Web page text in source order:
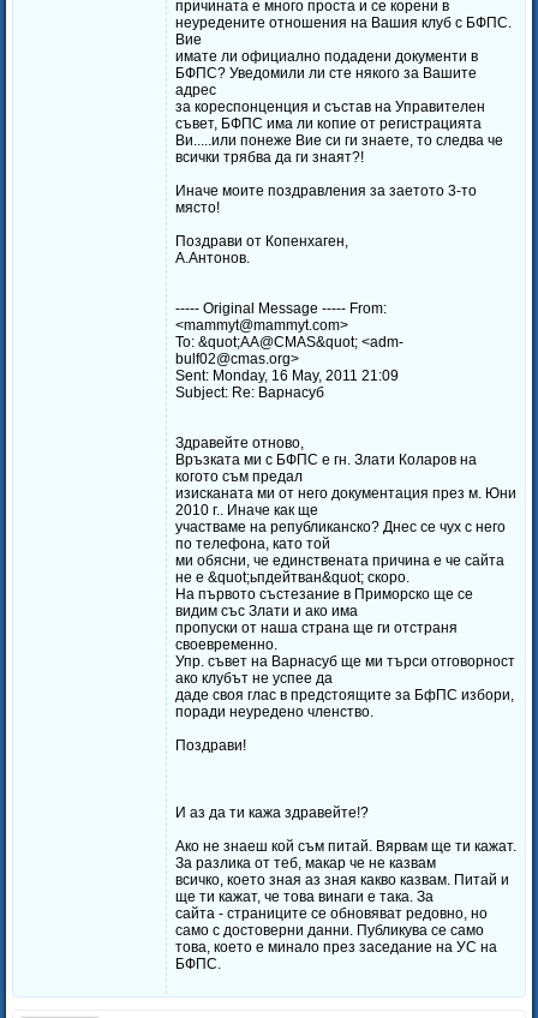
причината е много проста и се корени в
неуредените отношения на Вашия клуб с БФПС.
Вие
имате ли официално подадени документи в
БФПС? Уведомили ли сте някого за Вашите
адрес
за кореспонценция и състав на Управителен
съвет, БФПС има ли копие от регистрацията
Ви.....или понеже Вие си ги знаете, то следва че
всички трябва да ги знаят?!
Иначе моите поздравления за заетото 3-то
място!
Поздрави от Копенхаген,
А.Антонов.
----- Original Message ----- From:
<mammyt@mammyt.com>
To: &quot;AA@CMAS&quot; <adm-
bulf02@cmas.org>
Sent: Monday, 16 May, 2011 21:09
Subject: Re: Варнасуб
Здравейте отново,
Връзката ми с БФПС е гн. Злати Коларов на
когото съм предал
изисканата ми от него документация през м. Юни
2010 г.. Иначе как ще
участваме на републиканско? Днес се чух с него
по телефона, като той
ми обясни, че единствената причина е че сайта
не е &quot;ьпдейтван&quot; скоро.
На първото състезание в Приморско ще се
видим със Злати и ако има
пропуски от наша страна ще ги отстраня
своевременно.
Упр. съвет на Варнасуб ще ми търси отговорност
ако клубът не успее да
даде своя глас в предстоящите за БфПС избори,
поради неуредено членство.
Поздрави!
И аз да ти кажа здравейте!?
Ако не знаеш кой съм питай. Вярвам ще ти кажат.
За разлика от теб, макар че не казвам
всичко, което зная аз зная какво казвам. Питай и
ще ти кажат, че това винаги е така. За
сайта - страниците се обновяват редовно, но
само с достоверни данни. Публикува се само
това, което е минало през заседание на УС на
БФПС.